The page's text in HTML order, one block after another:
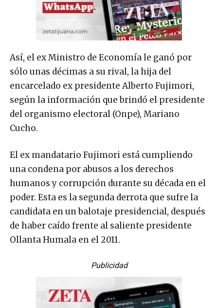
Así, el ex Ministro de Economía le ganó por
sólo unas décimas a su rival, la hija del
encarcelado ex presidente Alberto Fujimori,
según la información que brindó el presidente
del organismo electoral (Onpe), Mariano
Cucho.
El ex mandatario Fujimori está cumpliendo
una condena por abusos a los derechos
humanos y corrupción durante su década en el
poder. Esta es la segunda derrota que sufre la
candidata en un balotaje presidencial, después
de haber caído frente al saliente presidente
Ollanta Humala en el 2011.
Publicidad